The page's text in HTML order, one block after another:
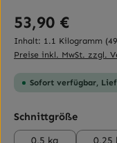
Regulärer Preis:
53,90 €
Inhalt: 1.1 Kilogramm
Preise inkl. MwSt. zzgl.
Sofort verfügbar,
Schnittgröße
0,5 kg 0,25